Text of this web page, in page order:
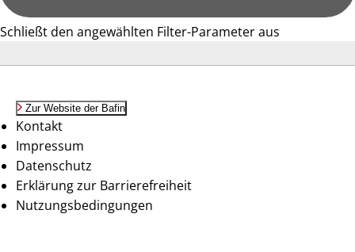
Schließt den angewählten Filter-Parameter aus
Zur Website der Bafin
Kontakt
Impressum
Datenschutz
Erklärung zur Barrierefreiheit
Nutzungsbedingungen